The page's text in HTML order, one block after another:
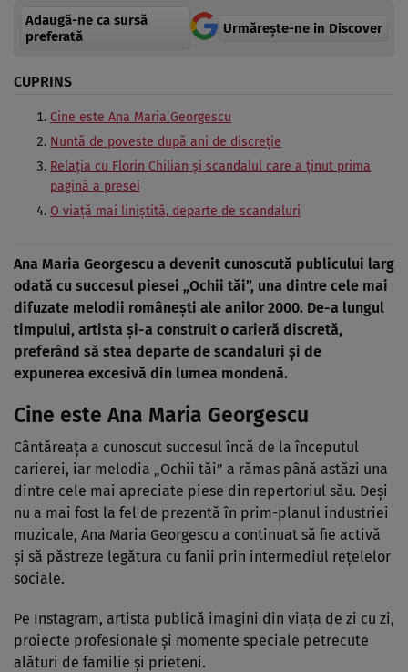
Adaugă-ne ca sursă
preferată
Urmărește-ne in Discover
CUPRINS
Cine este Ana Maria Georgescu
Nuntă de poveste după ani de discreție
Relația cu Florin Chilian și scandalul care a ținut prima
pagină a presei
O viață mai liniștită, departe de scandaluri
Ana Maria Georgescu a devenit cunoscută publicului larg
odată cu succesul piesei „Ochii tăi”, una dintre cele mai
difuzate melodii românești ale anilor 2000. De-a lungul
timpului, artista și-a construit o carieră discretă,
preferând să stea departe de scandaluri și de
expunerea excesivă din lumea mondenă.
Cine este Ana Maria Georgescu
Cântăreața a cunoscut succesul încă de la începutul
carierei, iar melodia „Ochii tăi” a rămas până astăzi una
dintre cele mai apreciate piese din repertoriul său. Deși
nu a mai fost la fel de prezentă în prim-planul industriei
muzicale, Ana Maria Georgescu a continuat să fie activă
și să păstreze legătura cu fanii prin intermediul rețelelor
sociale.
Pe Instagram, artista publică imagini din viața de zi cu zi,
proiecte profesionale și momente speciale petrecute
alături de familie și prieteni.